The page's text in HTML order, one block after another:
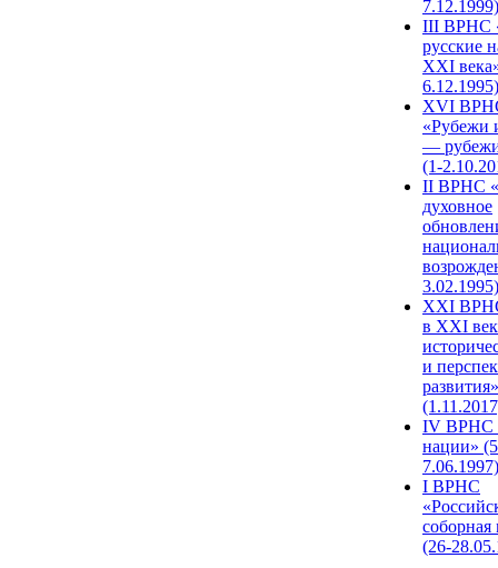
7.12.1999)
III ВРНС
русские
XXI
6.12.1995)
XVI
«Рубежи
—
(1-
II ВРНС
духовное
3.02.1995)
XХI
в XXI
и
развития»
IV ВРНС
нации»
7.06.1997)
I ВРНС
(26-